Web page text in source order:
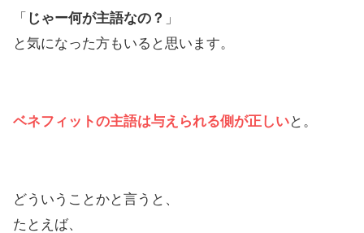
「 じゃー何が主語なの？ 」
と気になった方もいると思います。
ベネフィットの主語は与えられる側が正しいと。
どういうことかと言うと、
たとえば、